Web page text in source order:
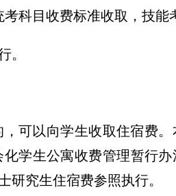
科目收费标准收取，技能
。
可以向学生收取住宿费
学生公寓收费管理暂行办
研究生住宿费参照执行。